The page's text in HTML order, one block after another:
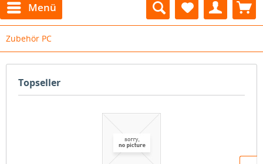
Menü
Zubehör PC
Topseller